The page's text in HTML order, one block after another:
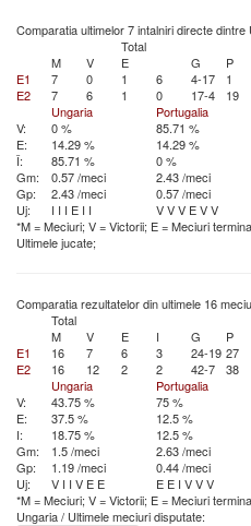
Comparatia ultimelor 7 intalniri directe dintre
Total
M
V E G P
E1
7 0 1 6 4-17 1
E2
7 6 1 0 17-4 19
Ungaria
Portugalia
V:
0 % 85.71 %
E:
14.29 % 14.29 %
Î:
85.71 % 0 %
Gm:
0.57 /meci 2.43 /meci
Gp:
2.43 /meci 0.57 /meci
Uj:
I I I E I I VVV EVV
*M = Meciuri; V = Victorii; E = Meciuri
Ultimele jucate;
Comparatia rezultatelor din ultimele 16
Total
M
V E I G P
E1
16 7 6 3 24-19 27
E2
16 12 2 2 42-7 38
Ungaria
Portugalia
V:
43.75 % 75 %
E:
37.5 % 12.5 %
I:
18.75 % 12.5 %
Gm:
1.5 /meci 2.63 /meci
Gp:
1.19 /meci 0.44 /meci
Uj:
V I I V E E E E I VVV
*M = Meciuri; V = Victorii; E = Meciuri
Ungaria/ Ultimele meciuri disputate: